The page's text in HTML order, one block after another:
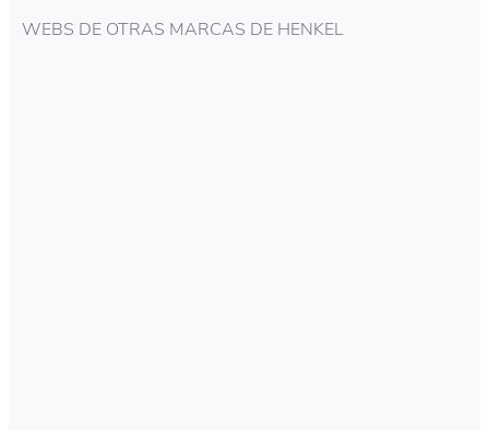
WEBS DE OTRAS MARCAS DE HENKEL